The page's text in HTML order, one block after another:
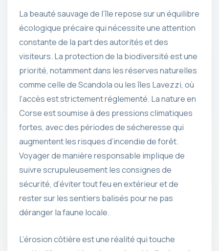
La beauté sauvage de l’île repose sur un équilibre
écologique précaire qui nécessite une attention
constante de la part des autorités et des
visiteurs. La protection de la biodiversité est une
priorité, notamment dans les réserves naturelles
comme celle de Scandola ou les îles Lavezzi, où
l’accès est strictement réglementé. La nature en
Corse est soumise à des pressions climatiques
fortes, avec des périodes de sécheresse qui
augmentent les risques d’incendie de forêt.
Voyager de manière responsable implique de
suivre scrupuleusement les consignes de
sécurité, d’éviter tout feu en extérieur et de
rester sur les sentiers balisés pour ne pas
déranger la faune locale.
L’érosion côtière est une réalité qui touche